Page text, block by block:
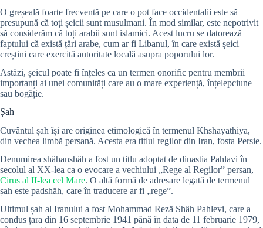
O greșeală foarte frecventă pe care o pot face occidentalii este să
presupună că toți șeicii sunt musulmani. În mod similar, este nepotrivit
să considerăm că toți arabii sunt islamici. Acest lucru se datorează
faptului că există țări arabe, cum ar fi Libanul, în care există șeici
creștini care exercită autoritate locală asupra poporului lor.
Astăzi, șeicul poate fi înțeles ca un termen onorific pentru membrii
importanți ai unei comunități care au o mare experiență, înțelepciune
sau bogăție.
Șah
Cuvântul șah își are originea etimologică în termenul Khshayathiya,
din vechea limbă persană. Acesta era titlul regilor din Iran, fosta Persie.
Denumirea shähanshäh a fost un titlu adoptat de dinastia Pahlavi în
secolul al XX-lea ca o evocare a vechiului „Rege al Regilor” persan,
Cirus al II-lea cel Mare. O altă formă de adresare legată de termenul
șah este padshäh, care în traducere ar fi „rege”.
Ultimul șah al Iranului a fost Mohammad Rezä Shäh Pahlevi, care a
condus țara din 16 septembrie 1941 până în data de 11 februarie 1979,